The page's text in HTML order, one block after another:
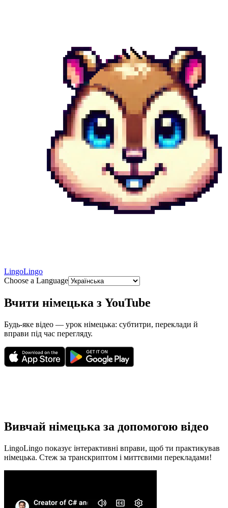
LingoLingo
Choose a Language
Вчити німецька з YouTube
Будь-яке відео — урок німецька: субтитри, переклади й
вправи під час перегляду.
Вивчай німецька за допомогою відео
LingoLingo показує інтерактивні вправи, щоб ти практикував
німецька. Стеж за транскриптом і миттєвими перекладами!